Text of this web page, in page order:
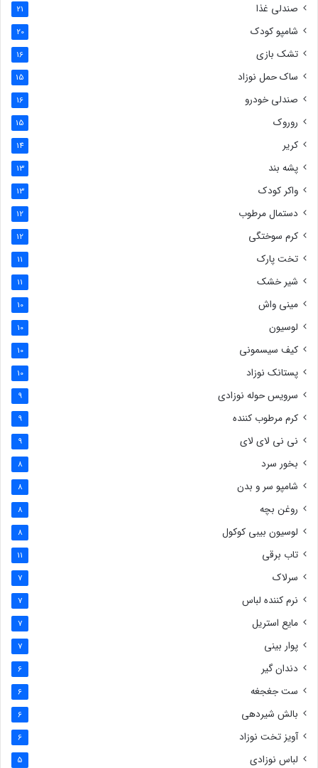
صندلی غذا 21
شامپو کودک 20
تشک بازی 16
ساک حمل نوزاد 15
صندلی خودرو 16
روروک 15
کریر 14
پشه بند 13
واکر کودک 13
دستمال مرطوب 12
کرم سوختگی 12
تخت پارک 11
شیر خشک 11
مینی واش 10
لوسیون 10
کیف سیسمونی 10
پستانک نوزاد 10
سرویس حوله نوزادی 9
کرم مرطوب کننده 9
نی نی لای لای 9
بخور سرد 8
شامپو سر و بدن 8
روغن بچه 8
لوسیون بیبی کوکول 8
تاب برقی 11
سرلاک 7
نرم کننده لباس 7
مایع استریل 7
پوار بینی 7
دندان گیر 6
ست جغجغه 6
بالش شیردهی 6
آویز تخت نوزاد 6
لباس نوزادی 5